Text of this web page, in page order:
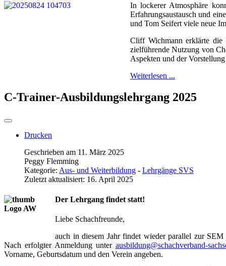
In lockerer Atmosphäre
Erfahrungsaustausch und
und Tom Seifert viele neue
Cliff Wichmann erklärte die
zielführende Nutzung von
Aspekten und der
Weiterlesen ...
C-Trainer-Ausbildungslehrgang 2025
Drucken
Geschrieben am 11. März 2025
Peggy Flemming
Kategorie: Aus- und Weiterbildung - Lehrgänge SVS
Zuletzt aktualisiert: 16. April 2025
Der Lehrgang findet statt!
Liebe Schachfreunde,
auch in diesem Jahr findet wieder parallel zur
Nach erfolgter Anmeldung unter ausbildung@schachverband-
Vorname, Geburtsdatum und den Verein angeben.